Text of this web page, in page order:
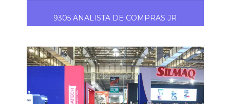
9305 ANALISTA DE COMPRAS JR